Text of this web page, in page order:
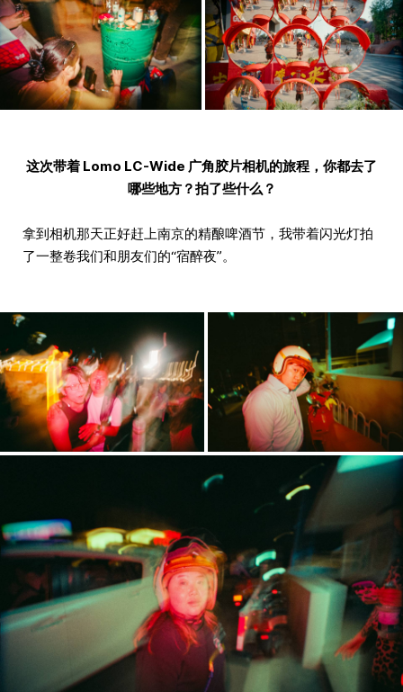
这次带着 Lomo LC-Wide 广角胶片相机的旅程，你都去了
哪些地方？拍了些什么？
拿到相机那天正好赶上南京的精酿啤酒节，我带着闪光灯拍
了一整卷我们和朋友们的“宿醉夜”。